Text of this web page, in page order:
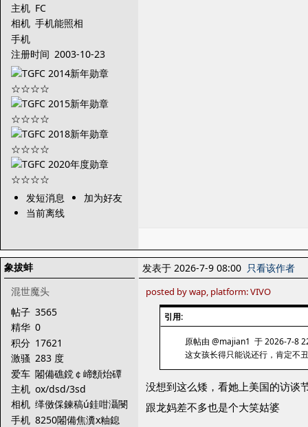
主机 FC
相机 手机能照相
手机
注册时间 2003-10-23
发短消息
加为好友
当前离线
象拔蚌
混世魔头
帖子 3565
精华 0
积分 17621
激骚 283 度
爱车 闂備礁鎲￠崹顖炲磹
閺囥垹鍚归柕蹇嬪
主机 ox/dsd/3sd
相机 缂傚倸鍊稿ú銈咁灄閿
曞倸绀傛俊顖滅帛缂
手机 8250闂備焦瀵х粙鎴
发表于 2026-7-9 08:00 只看该作者
posted by wap, platform: VIVO
引用:
原帖由 @majian1 于 2026-7-8
这女孩长得只能说还行，肯定不
没想到这么矮，看她上美国的访谈
跟龙妈差不多也是个大笑姑婆